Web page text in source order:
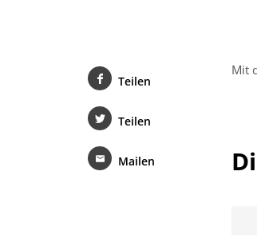
Mit
Teilen
Teilen
Mailen